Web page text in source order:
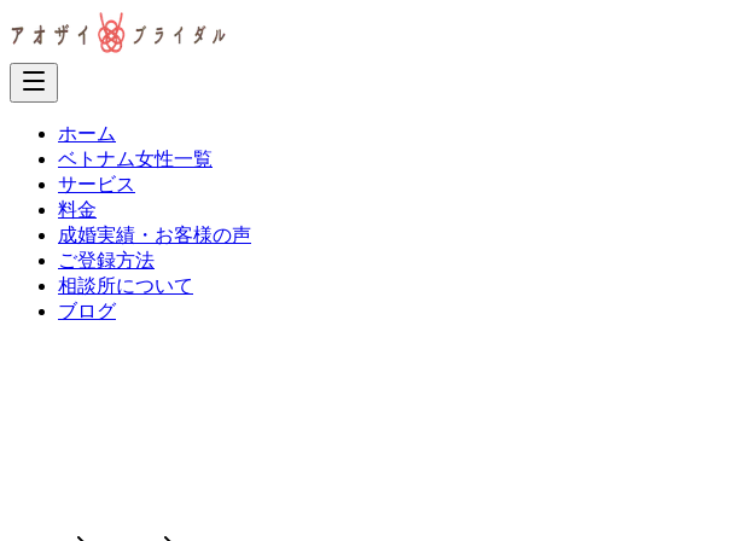
ホーム
ベトナム女性一覧
サービス
料金
成婚実績・お客様の声
ご登録方法
相談所について
ブログ